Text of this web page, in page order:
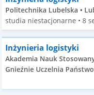
Politechnika Lubelska •
studia niestacjonarne • 8
Inżynieria logistyki
Akademia Nauk
Gnieźnie Uczelnia